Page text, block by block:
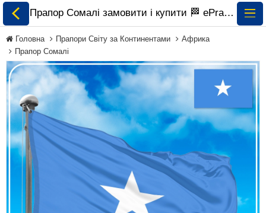
Всі Прапори
Прапори України
Прапори Світу за
Прапор Сомалі замовити і купити 🏁 ePrapor.com.ua
Головна Прапори Світу за Континентами
Африка
Прапор Сомалі